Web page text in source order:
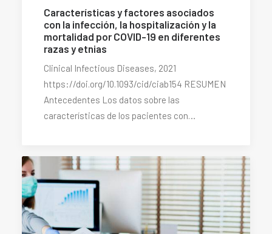
Características y factores asociados
con la infección, la hospitalización y la
mortalidad por COVID-19 en diferentes
razas y etnias
Clinical Infectious Diseases, 2021
https://doi.org/10.1093/cid/ciab154 RESUMEN
Antecedentes Los datos sobre las
características de los pacientes con…